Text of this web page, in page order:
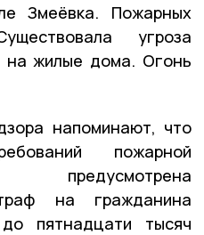
Змеёвка. Пожарных
угроза
на жилые дома. Огонь
напоминают, что
пожарной
на гражданина
пятнадцати тысяч